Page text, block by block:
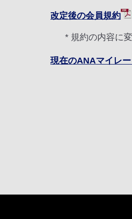
改定後の会員規約
* 規約の内容に
現在のANAマイレ